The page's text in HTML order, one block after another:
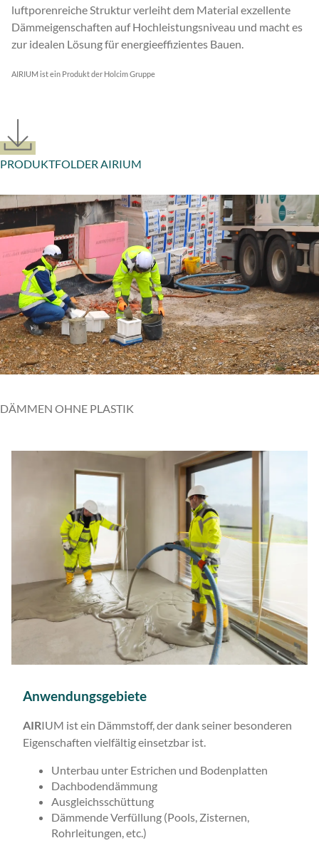
luftporenreiche Struktur verleiht dem Material exzellente
Dämmeigenschaften auf Hochleistungsniveau und macht es
zur idealen Lösung für energieeffizientes Bauen.
AIRIUM ist ein Produkt der Holcim Gruppe
PRODUKTFOLDER AIRIUM
DÄMMEN OHNE PLASTIK
Anwendungsgebiete
AIRIUM ist ein Dämmstoff, der dank seiner besonderen
Eigenschaften vielfältig einsetzbar ist.
Unterbau unter Estrichen und Bodenplatten
Dachbodendämmung
Ausgleichsschüttung
Dämmende Verfüllung (Pools, Zisternen,
Rohrleitungen, etc.)